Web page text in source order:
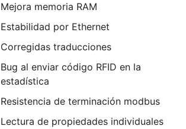
Mejora memoria RAM
Estabilidad por Ethernet
Corregidas traducciones
Bug al enviar código RFID en la
estadística
Resistencia de terminación modbus
Lectura de propiedades individuales